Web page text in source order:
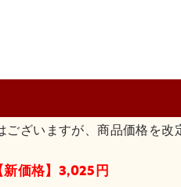
ございますが、商品価格を改
新価格】3,025円